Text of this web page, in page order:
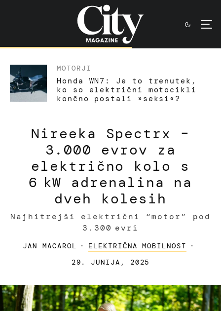
MOTORJI
Honda WN7: Je to trenutek,
ko so električni motocikli
končno postali »seksi«?
Nireeka Spectrx –
3.000 evrov za
električno kolo s
6 kW adrenalina na
dveh kolesih
Najhitrejši električni “motor” pod
3.300 evri
JAN MACAROL · ELEKTRIČNA MOBILNOST
·
29. JUNIJA, 2025